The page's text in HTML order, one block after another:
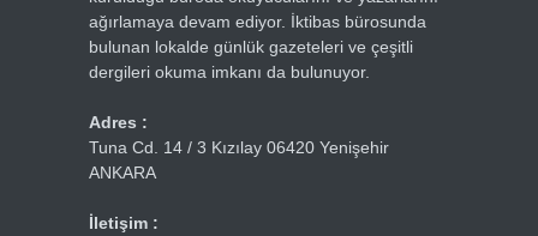
ağırlamaya devam ediyor. İktibas bürosunda
bulunan lokalde günlük gazeteleri ve çeşitli
dergileri okuma imkanı da bulunuyor.
Adres :
Tuna Cd. 14 / 3 Kızılay 06420 Yenişehir
ANKARA
İletişim :